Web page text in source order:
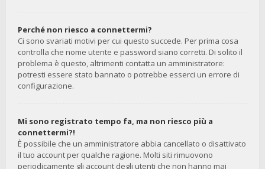
Perché non riesco a connettermi?
Ci sono svariati motivi per cui questo succede. Per prima cosa
controlla che nome utente e password siano corretti. Di solito il
problema è questo, altrimenti contatta un amministratore:
potresti essere stato bannato o potrebbe esserci un errore di
configurazione.
Mi sono registrato tempo fa, ma non riesco più a
connettermi?!
È possibile che un amministratore abbia cancellato o disattivato
il tuo account per qualche ragione. Molti siti rimuovono
periodicamente gli account degli utenti che non hanno mai